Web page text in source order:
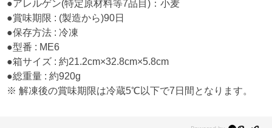
●アレルゲン(特定原材料等7品目)：小麦
●賞味期限 : (製造から)90日
●保存方法 : 冷凍
●型番 : ME6
●箱サイズ : 約21.2cm×32.8cm×5.8cm
●総重量 : 約920g
※ 解凍後の賞味期限は冷蔵5℃以下で7日間となります。